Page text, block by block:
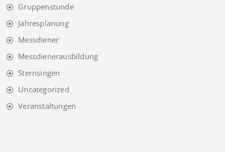
Gruppenstunde
Jahresplanung
Messdiener
Messdienerausbildung
Sternsingen
Uncategorized
Veranstaltungen